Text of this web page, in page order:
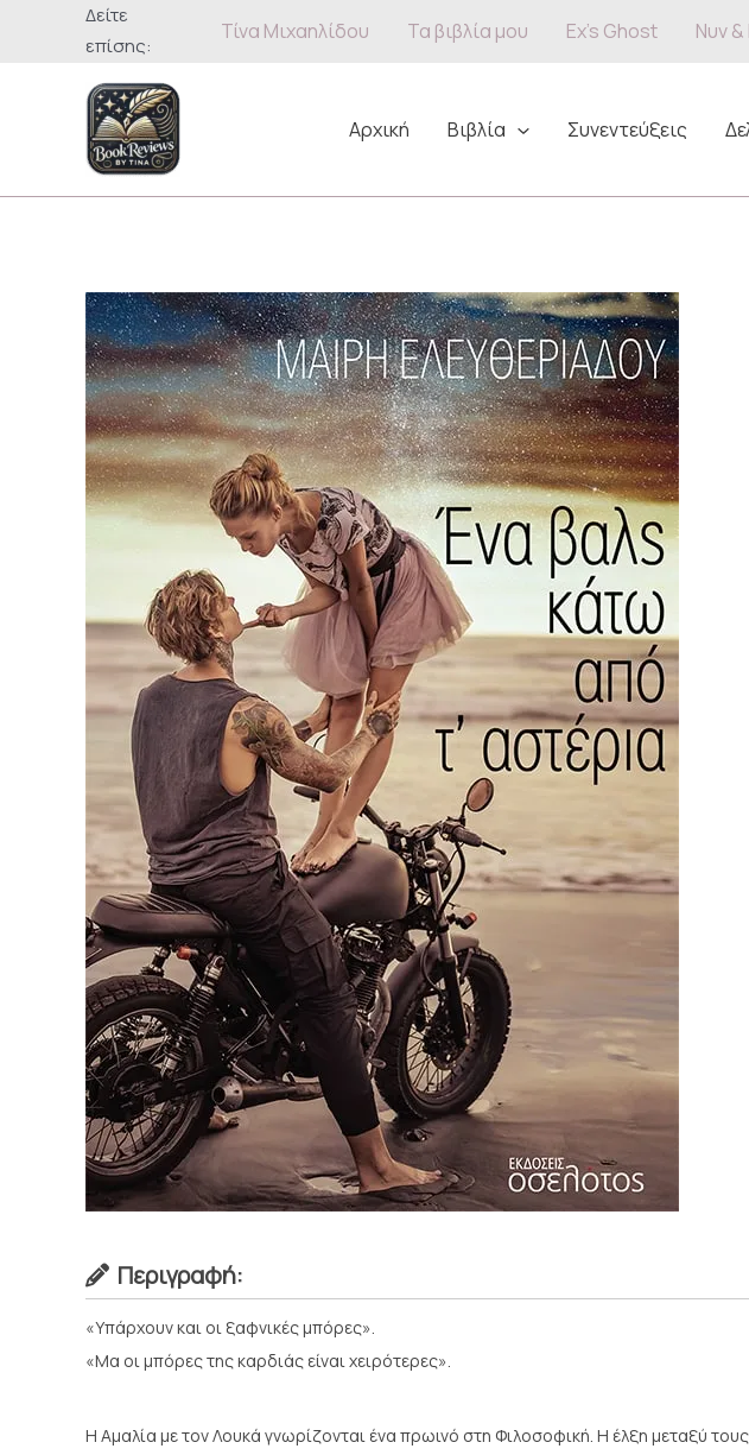
ΜετάβασηΔείτε
επίσης:
Τίνα Μιχαηλίδου Τα βιβλία μου Ex’s Ghost Νυν
Αρχική Βιβλία Συνεντεύξεις
Περιγραφή:
«Υπάρχουν και οι ξαφνικές μπόρες».
«Μα οι μπόρες της καρδιάς είναι χειρότερες».
Η Αμαλία με τον Λουκά γνωρίζονται ένα πρωινό στη Φιλοσοφική. Η έλξη μεταξύ